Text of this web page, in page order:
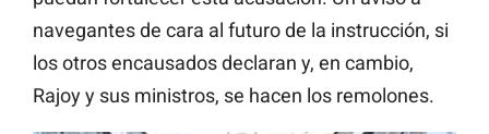
navegantes de cara al futuro de la instrucción, si
los otros encausados declaran y, en cambio,
Rajoy y sus ministros, se hacen los remolones.